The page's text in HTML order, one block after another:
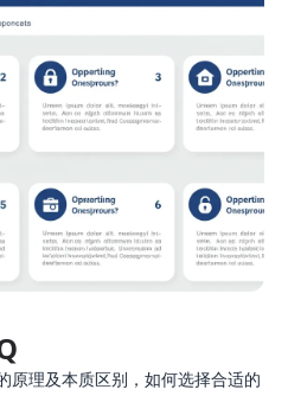
原理及本质区别，如何选择合适的